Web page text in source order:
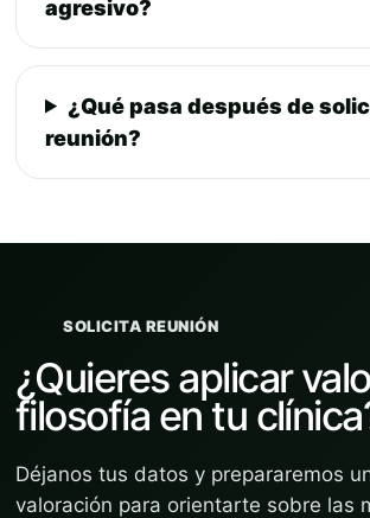
agresivo?
¿Qué pasa después de
reunión?
SOLICITA REUNIÓN
¿Quieres aplicar
filosofía en tu
Déjanos tus datos y prepararemos
valoración para orientarte sobre las